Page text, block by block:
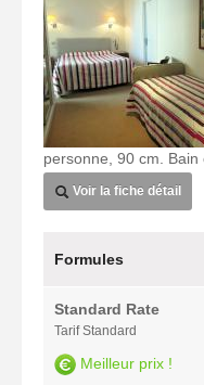
personne, 90 cm. Bain
Voir la fiche détail
Formules
Standard Rate
Tarif Standard
Meilleur prix !